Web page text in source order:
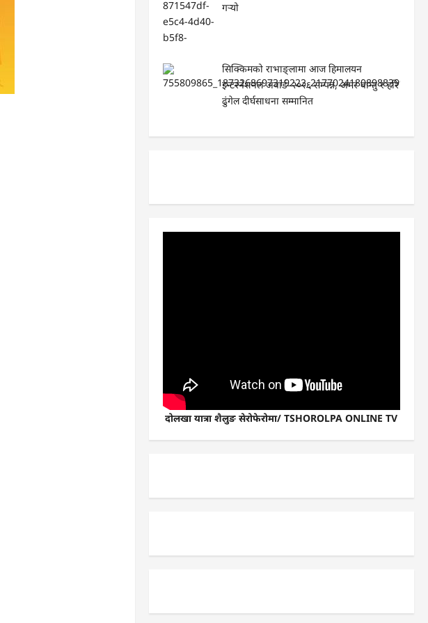
गर्‍यो
सिक्किमको राभाङ्लामा आज हिमालयन
इन्टरनेशनल अवार्ड–२०२६ सम्पन्न, अमर वान्तु र हरि
ढुंगेल दीर्घसाधना सम्मानित
दोलखा यात्रा शैलुङ सेरोफेरोमा/ TSHOROLPA ONLINE TV